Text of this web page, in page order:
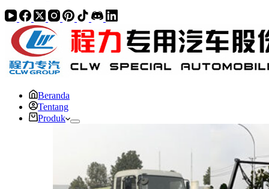
Beranda
Tentang
Produk